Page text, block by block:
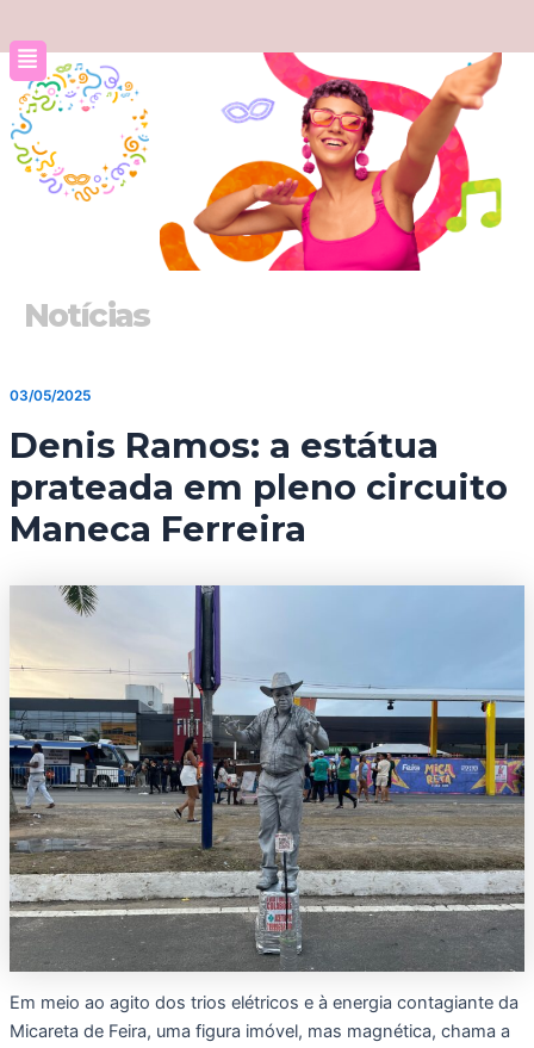
para
conteúdo
Notícias
03/05/2025
Denis Ramos: a estátua
prateada em pleno circuito
Maneca Ferreira
Em meio ao agito dos trios elétricos e à energia contagiante da
Micareta de Feira, uma figura imóvel, mas magnética, chama a